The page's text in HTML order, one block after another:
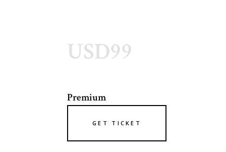
USD99
Premium
GET TICKET